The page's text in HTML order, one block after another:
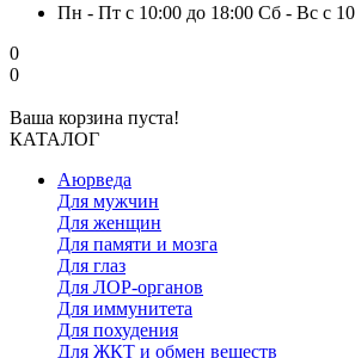
Пн - Пт с 10:00 до 18:00 Сб - Вс с
0
0
Ваша корзина пуста!
КАТАЛОГ
Аюрведа
Для мужчин
Для женщин
Для памяти и мозга
Для глаз
Для ЛОР-органов
Для иммунитета
Для похудения
Для ЖКТ и обмен веществ